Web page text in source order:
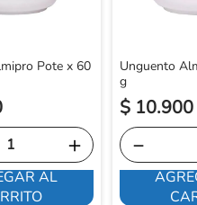
Pote x 60
＋
AL
Unguento
g
$ 10.900
－